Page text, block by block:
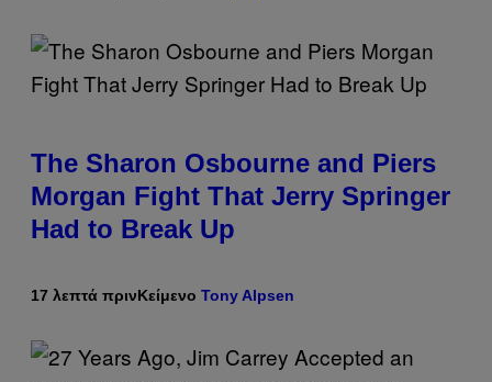
The Sharon Osbourne and Piers
Morgan Fight That Jerry Springer
Had to Break Up
17 λεπτά πρινΚείμενο Tony Alpsen